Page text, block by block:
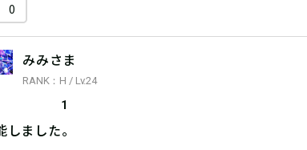
0
みみさま
RANK：H / Lv.24
1
しました。